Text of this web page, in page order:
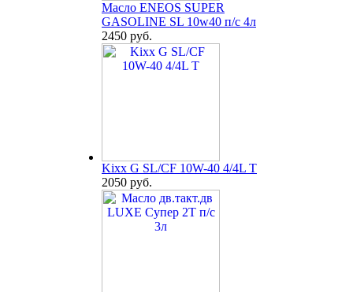
Масло ENEOS SUPER
GASOLINE SL 10w40 п/с 4л
2450 руб.
Kixx G SL/CF 10W-40 4/4L T
2050 руб.